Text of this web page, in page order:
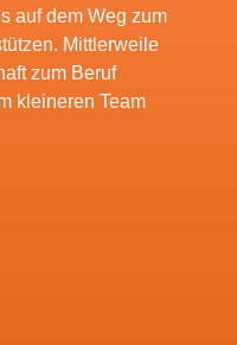
auf dem Weg zum
Mittlerweile
zum Beruf
kleineren Team